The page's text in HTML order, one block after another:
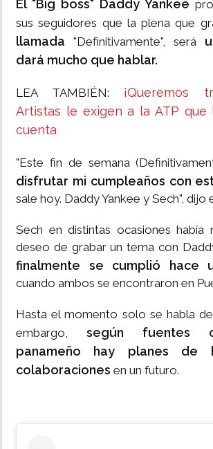
El "Big boss" Daddy Yankee
sus seguidores que la plena que
llamada "Definitivamente", será
dará mucho que hablar.
LEA TAMBIÉN: ¡Queremos
Artistas le exigen a la ATP que
cuenta
"Este fin de semana
disfrutar mi cumpleaños con
sale hoy. Daddy Yankee y Sech", dijo
Sech en distintas ocasiones había
deseo de grabar un tema con
finalmente se cumplió hace
cuando ambos se encontraron en
Hasta el momento solo se habla
embargo, según fuentes
panameño hay planes de
colaboraciones en un futuro.